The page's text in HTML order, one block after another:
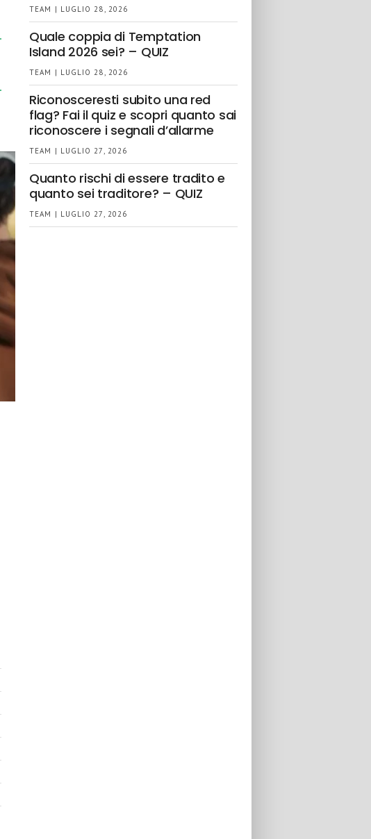
TEAM | LUGLIO 28, 2026
Quale coppia di Temptation
Island 2026 sei? – QUIZ
TEAM | LUGLIO 28, 2026
Riconosceresti subito una red
flag? Fai il quiz e scopri quanto sai
riconoscere i segnali d’allarme
TEAM | LUGLIO 27, 2026
Quanto rischi di essere tradito e
quanto sei traditore? – QUIZ
TEAM | LUGLIO 27, 2026